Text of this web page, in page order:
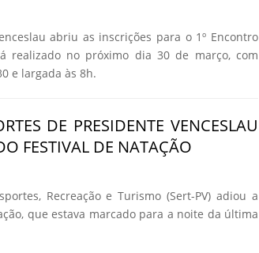
abriu as inscrições para o 1º Encontro
realizado no próximo dia 30 de março, com
e largada às 8h.
DE PRESIDENTE VENCESLAU
FESTIVAL DE NATAÇÃO
Recreação e Turismo (Sert-PV) adiou a
que estava marcado para a noite da última